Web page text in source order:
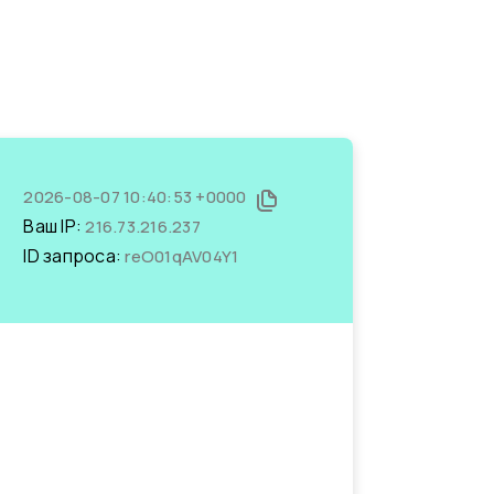
2026-08-07 10:40:53 +0000
Ваш IP:216.73.216.237
ID запроса:reO01qAV04Y1